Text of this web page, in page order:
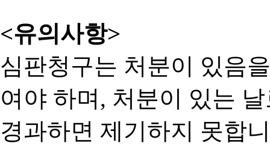
<유의사항>
심판청구는 처분이 있음
여야 하며, 처분이 있는
경과하면 제기하지 못합